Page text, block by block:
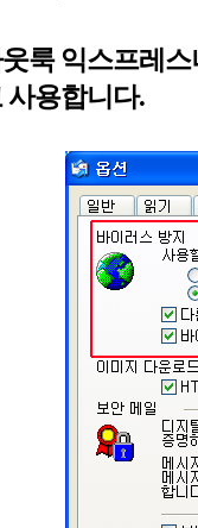
룩 익스프레
사용합니다.